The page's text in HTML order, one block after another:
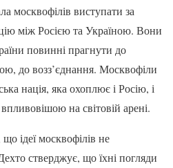
москвофілів виступати за
між Росією та Україною. Вони
повинні прагнути до
до возз’єднання. Москвофіли
нація, яка охоплює і Росію, і
на світовій арені.
ідеї москвофілів не
стверджує, що їхні погляди